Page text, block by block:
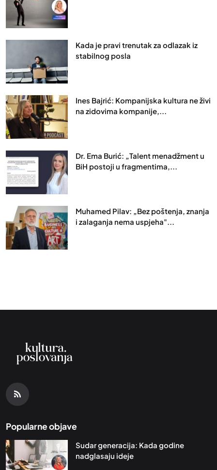
Kada je pravi trenutak za odlazak iz
stabilnog posla
Ines Bajrić: Kompanijska kultura ne živi
na zidovima kompanije,...
Dr. Ema Burić: „Talent menadžment u
BiH postoji u fragmentima,...
Muhamed Pilav: „Bez poštenja, znanja
i zalaganja nema uspjeha"...
Popularne objave
Sudar generacija: Kada godine
nadglasaju ideje